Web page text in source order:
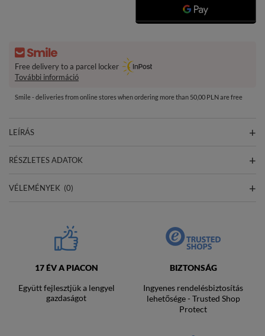
Free delivery to a parcel locker
További információ
Smile - deliveries from online stores when ordering more than 50,00 PLN are free
LEÍRÁS
RÉSZLETES ADATOK
VÉLEMÉNYEK (0)
17 ÉV A PIACON
Együtt fejlesztjük a lengyel
gazdaságot
BIZTONSÁG
Ingyenes rendelésbiztosítás
lehetősége - Trusted Shop
Protect